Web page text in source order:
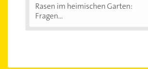
Rasen im heimischen Garten:
Fragen...